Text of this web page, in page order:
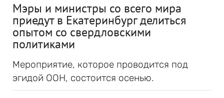
Мэры и министры со всего мира
приедут в Екатеринбург делиться
опытом со свердловскими
политиками
Мероприятие, которое проводится под
эгидой ООН, состоится осенью.